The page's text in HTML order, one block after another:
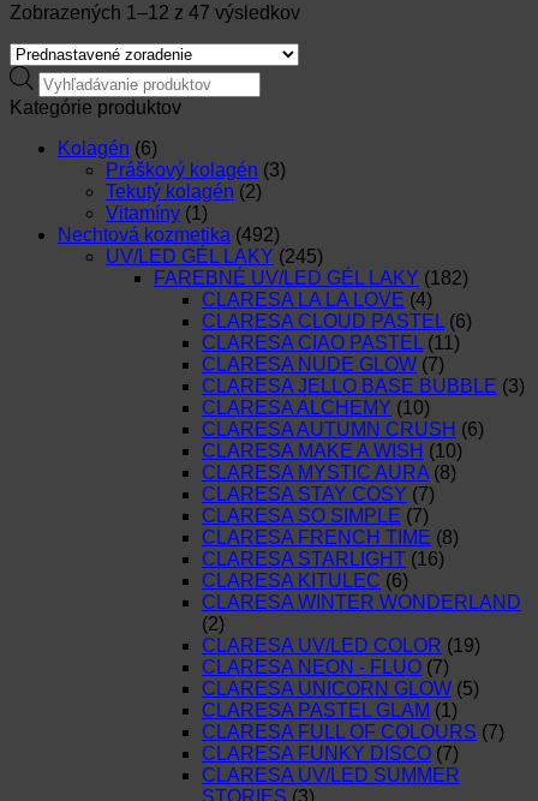
Zobrazených 1–12 z 47 výsledkov
Products
search
Kategórie produktov
Kolagén (6)
Práškový kolagén (3)
Tekutý kolagén (2)
Vitamíny (1)
Nechtová kozmetika (492)
UV/LED GÉL LAKY (245)
FAREBNÉ UV/LED GÉL LAKY (182)
CLARESA LA LA LOVE (4)
CLARESA CLOUD PASTEL (6)
CLARESA CIAO PASTEL (11)
CLARESA NUDE GLOW (7)
CLARESA JELLO BASE BUBBLE (3)
CLARESA ALCHEMY (10)
CLARESA AUTUMN CRUSH (6)
CLARESA MAKE A WISH (10)
CLARESA MYSTIC AURA (8)
CLARESA STAY COSY (7)
CLARESA SO SIMPLE (7)
CLARESA FRENCH TIME (8)
CLARESA STARLIGHT (16)
CLARESA KITULEC (6)
CLARESA WINTER WONDERLAND
(2)
CLARESA UV/LED COLOR (19)
CLARESA NEON - FLUO (7)
CLARESA UNICORN GLOW (5)
CLARESA PASTEL GLAM (1)
CLARESA FULL OF COLOURS (7)
CLARESA FUNKY DISCO (7)
CLARESA UV/LED SUMMER
STORIES (3)